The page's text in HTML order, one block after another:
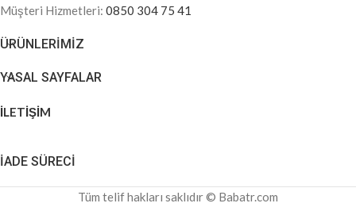
Müşteri Hizmetleri: 0850 304 75 41
ÜRÜNLERIMIZ
YASAL SAYFALAR
İLETİŞİM
İADE SÜRECİ
Tüm telif hakları saklıdır © Babatr.com